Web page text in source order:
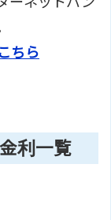
ちら
金利一覧